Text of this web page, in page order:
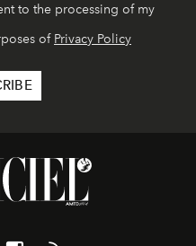
to the processing of my
of Privacy Policy